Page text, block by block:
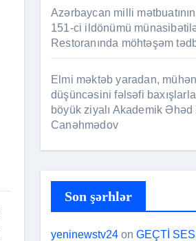
Azərbaycan milli
151-ci ildönümü
Restoranında möhtəşəm
Elmi məktəb yaradan,
düşüncəsini fəlsəfi
böyük ziyalı Akademik
Canəhmədov
Son şərhlər
yeninewstv24 on GEÇTİ